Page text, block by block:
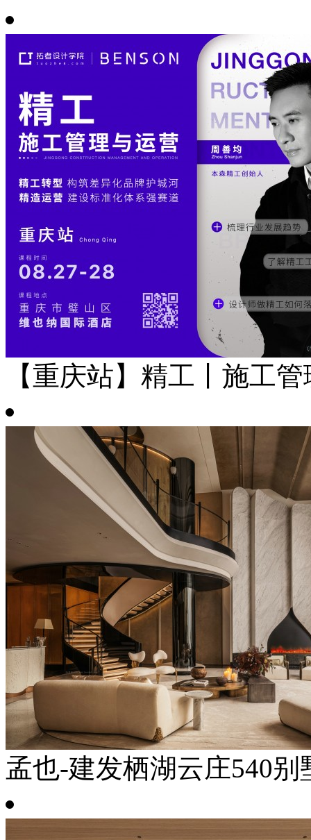
【重庆站】精工丨施工管
孟也-建发栖湖云庄540别